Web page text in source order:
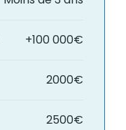
+100 000€
2000€
2500€